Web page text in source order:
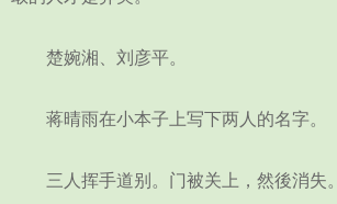
楚婉湘、刘彦平。
蒋晴雨在小本子上写下两人的名字。
三人挥手道别。门被关上，然後消失。